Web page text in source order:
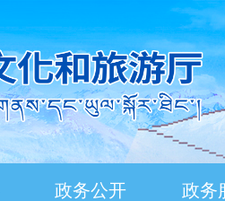
政务公开 政务